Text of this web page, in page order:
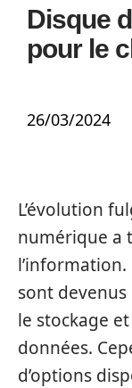
Disque
pour le
26/03/2024
L’évolution
numérique a
l’information.
sont
le stockage
données.
d’options